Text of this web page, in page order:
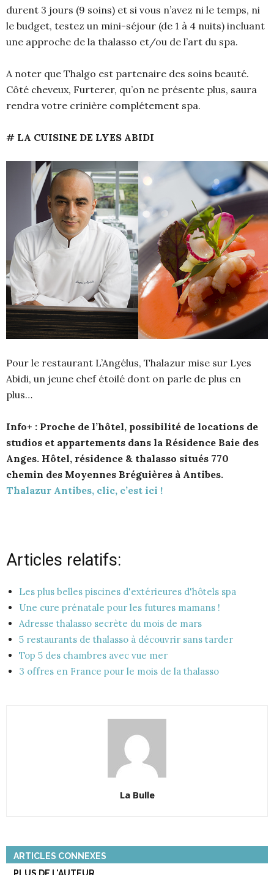
durent 3 jours (9 soins) et si vous n’avez ni le temps, ni
le budget, testez un mini-séjour (de 1 à 4 nuits) incluant
une approche de la thalasso et/ou de l’art du spa.
A noter que Thalgo est partenaire des soins beauté.
Côté cheveux, Furterer, qu’on ne présente plus, saura
rendra votre crinière complétement spa.
# LA CUISINE DE LYES ABIDI
Pour le restaurant L’Angélus, Thalazur mise sur Lyes
Abidi, un jeune chef étoilé dont on parle de plus en
plus…
Info+ : Proche de l’hôtel, possibilité de locations de
studios et appartements dans la Résidence Baie des
Anges. Hôtel, résidence & thalasso situés 770
chemin des Moyennes Bréguières à Antibes.
Thalazur Antibes, clic, c’est ici !
Articles relatifs:
Les plus belles piscines d'extérieures d'hôtels spa
Une cure prénatale pour les futures mamans !
Adresse thalasso secrète du mois de mars
5 restaurants de thalasso à découvrir sans tarder
Top 5 des chambres avec vue mer
3 offres en France pour le mois de la thalasso
La Bulle
ARTICLES CONNEXES